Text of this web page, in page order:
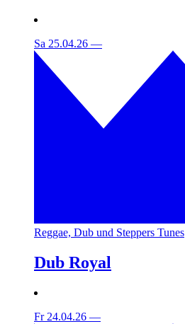
Sa 25.04.26 —
Reggae, Dub und Steppers Tunes
Dub Royal
Fr 24.04.26 —